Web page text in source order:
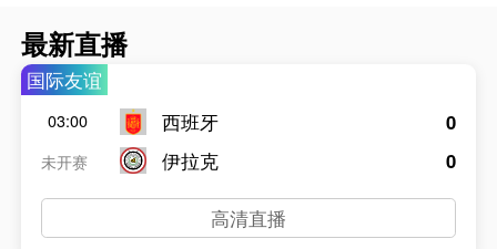
最新直播
国际友谊
03:00
未开赛
西班牙
伊拉克
0
0
高清直播